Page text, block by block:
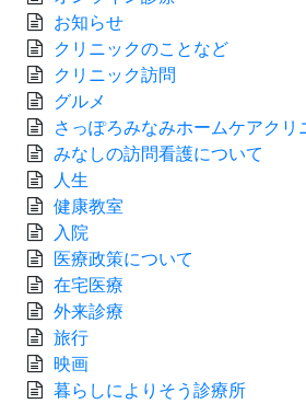
お知らせ
クリニックのことなど
クリニック訪問
グルメ
さっぽろみなみホームケアクリ
みなしの訪問看護について
人生
健康教室
入院
医療政策について
在宅医療
外来診療
旅行
映画
暮らしによりそう診療所